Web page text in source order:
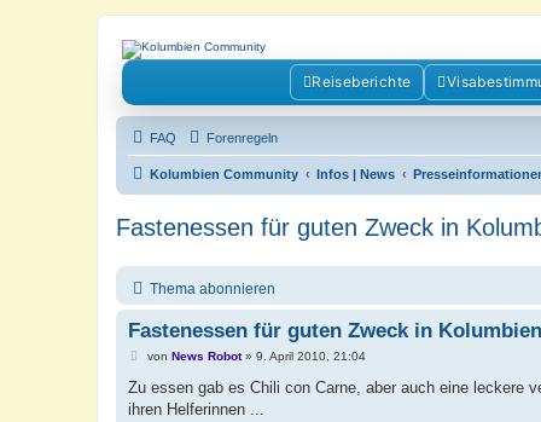
Kolumbienforum - Das grosse
Reisen, Auswandern, Kultur, Politik, Geschichte und Visum in
Reiseberichte
FAQ Forenregeln
Kolumbien Community Infos | News
Fastenessen für guten Zweck in
Thema abonnieren
Fastenessen für guten Zweck in Kolumbien
B
i
r
von News Robot» 9. April 2010, 21:04
Zu essen gab es Chili con Carne, aber auch eine leckere
ihren Helferinnen ...